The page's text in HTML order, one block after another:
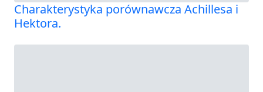
Charakterystyka porównawcza Achillesa i
Hektora.